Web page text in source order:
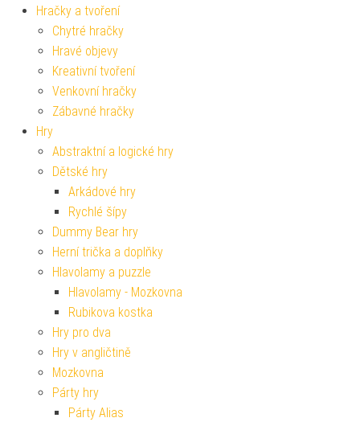
Hračky a tvoření
Chytré hračky
Hravé objevy
Kreativní tvoření
Venkovní hračky
Zábavné hračky
Hry
Abstraktní a logické hry
Dětské hry
Arkádové hry
Rychlé šípy
Dummy Bear hry
Herní trička a doplňky
Hlavolamy a puzzle
Hlavolamy - Mozkovna
Rubikova kostka
Hry pro dva
Hry v angličtině
Mozkovna
Párty hry
Párty Alias